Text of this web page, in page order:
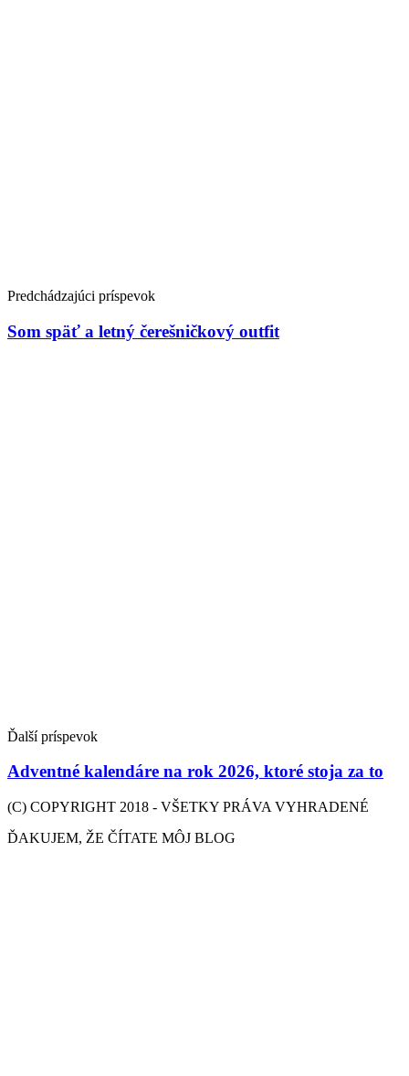
Predchádzajúci príspevok
Som späť a letný čerešničkový outfit
Ďalší príspevok
Adventné kalendáre na rok 2026, ktoré stoja za to
(C) COPYRIGHT 2018 - VŠETKY PRÁVA VYHRADENÉ
ĎAKUJEM, ŽE ČÍTATE MÔJ BLOG